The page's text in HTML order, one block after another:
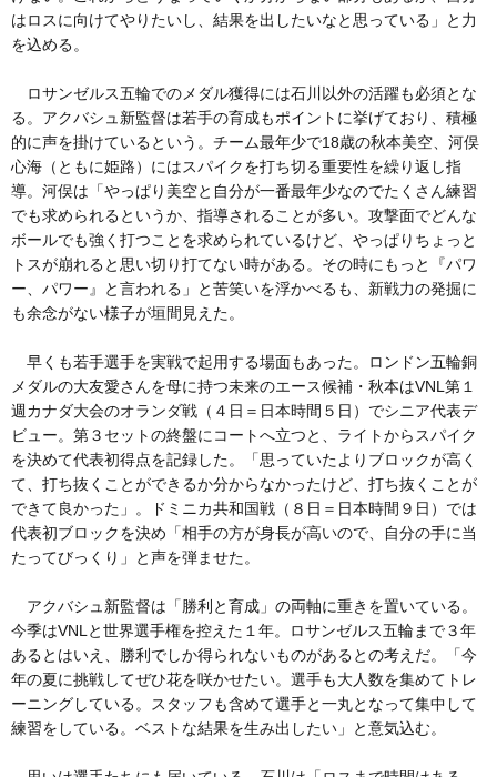
はロスに向けてやりたいし、結果を出したいなと思っている」と力
を込める。
ロサンゼルス五輪でのメダル獲得には石川以外の活躍も必須とな
る。アクバシュ新監督は若手の育成もポイントに挙げており、積極
的に声を掛けているという。チーム最年少で18歳の秋本美空、河俣
心海（ともに姫路）にはスパイクを打ち切る重要性を繰り返し指
導。河俣は「やっぱり美空と自分が一番最年少なのでたくさん練習
でも求められるというか、指導されることが多い。攻撃面でどんな
ボールでも強く打つことを求められているけど、やっぱりちょっと
トスが崩れると思い切り打てない時がある。その時にもっと『パワ
ー、パワー』と言われる」と苦笑いを浮かべるも、新戦力の発掘に
も余念がない様子が垣間見えた。
早くも若手選手を実戦で起用する場面もあった。ロンドン五輪銅
メダルの大友愛さんを母に持つ未来のエース候補・秋本はVNL第１
週カナダ大会のオランダ戦（４日＝日本時間５日）でシニア代表デ
ビュー。第３セットの終盤にコートへ立つと、ライトからスパイク
を決めて代表初得点を記録した。「思っていたよりブロックが高く
て、打ち抜くことができるか分からなかったけど、打ち抜くことが
できて良かった」。ドミニカ共和国戦（８日＝日本時間９日）では
代表初ブロックを決め「相手の方が身長が高いので、自分の手に当
たってびっくり」と声を弾ませた。
アクバシュ新監督は「勝利と育成」の両軸に重きを置いている。
今季はVNLと世界選手権を控えた１年。ロサンゼルス五輪まで３年
あるとはいえ、勝利でしか得られないものがあるとの考えだ。「今
年の夏に挑戦してぜひ花を咲かせたい。選手も大人数を集めてトレ
ーニングしている。スタッフも含めて選手と一丸となって集中して
練習をしている。ベストな結果を生み出したい」と意気込む。